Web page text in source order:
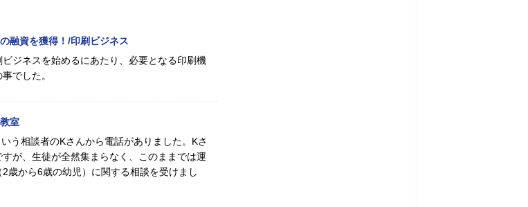
融資を獲得！/印刷ビジネス
ジネスを始めるにあたり、必要となる印刷機
でした。
室
う相談者のKさんから電話がありました。Kさ
が、生徒が全然集まらなく、このままでは運
歳から6歳の幼児）に関する相談を受けまし